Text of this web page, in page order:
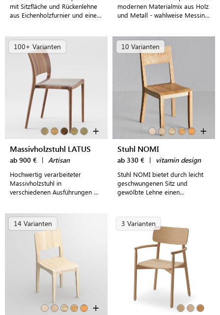
mit Sitzfläche und Rückenlehne
aus Eichenholzfurnier und einem
gestaltete Wohnräume
modernen Materialmix aus Holz
und Metall - wahlweise Messing
verschiedenen Farben
100+ Varianten
+
Massivholzstuhl LATUS
ab 900 € | Artisan
Hochwertig verarbeiteter
Massivholzstuhl in
verschiedenen Ausführungen mit
praktischer Stapelfunktion
10 Varianten
+
Stuhl NOMI
ab 330 € | vitamin design
Stuhl NOMI bietet durch leicht
geschwungenen Sitz und
gewölbte Lehne einen
macht jeden Stuhl zum Unikat.
14 Varianten
+
3 Varianten